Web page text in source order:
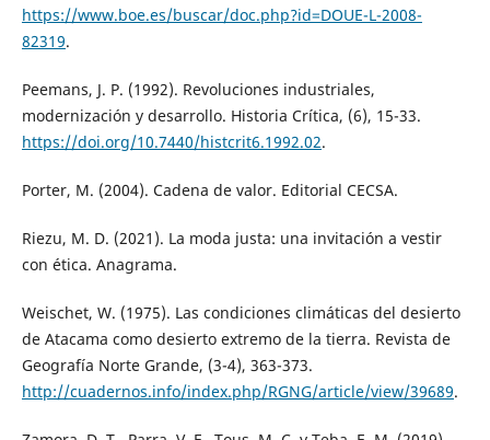
https://www.boe.es/buscar/doc.php?id=DOUE-L-2008-
82319.
Peemans, J. P. (1992). Revoluciones industriales,
modernización y desarrollo. Historia Crítica, (6), 15-33.
https://doi.org/10.7440/histcrit6.1992.02.
Porter, M. (2004). Cadena de valor. Editorial CECSA.
Riezu, M. D. (2021). La moda justa: una invitación a vestir
con ética. Anagrama.
Weischet, W. (1975). Las condiciones climáticas del desierto
de Atacama como desierto extremo de la tierra. Revista de
Geografía Norte Grande, (3-4), 363-373.
http://cuadernos.info/index.php/RGNG/article/view/39689.